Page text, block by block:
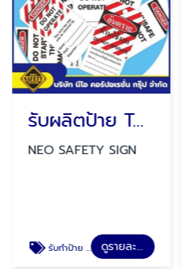
รับผลิตป้าย TAGS
NEO SAFETY SIGN
รับทำป้าย TAGS ดูรายละเอียด